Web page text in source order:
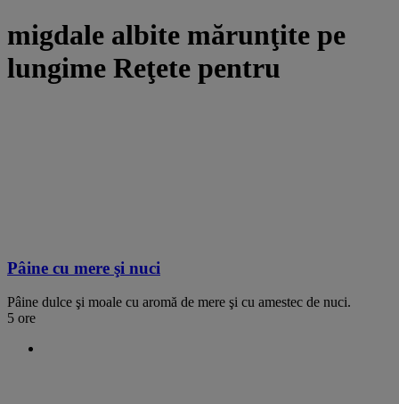
migdale albite mărunţite pe
lungime Reţete pentru
Pâine cu mere şi nuci
Pâine dulce şi moale cu aromă de mere şi cu amestec de nuci.
5 ore